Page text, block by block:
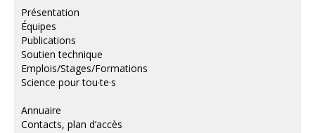
Présentation
Équipes
Publications
Soutien technique
Emplois/Stages/Formations
Science pour tou·te·s
Annuaire
Contacts, plan d’accès